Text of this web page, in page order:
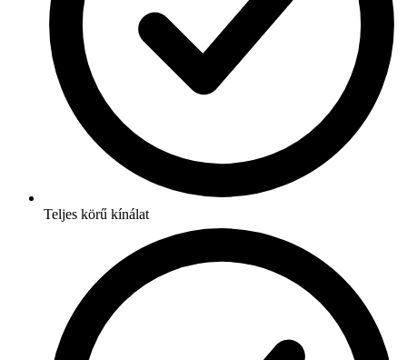
Teljes körű kínálat